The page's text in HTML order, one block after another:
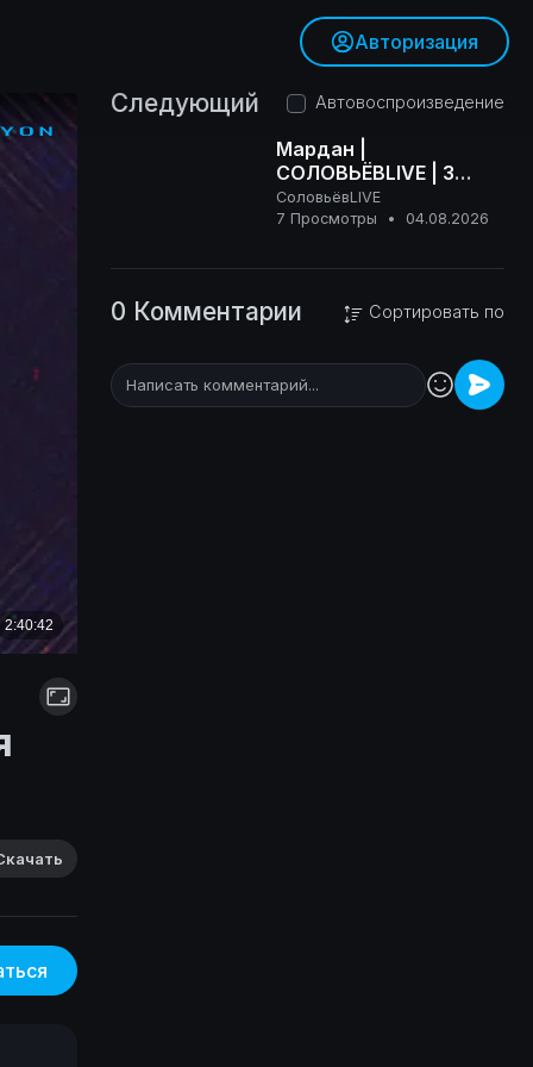
Авторизация
Следующий Автовоспроизведение
Мардан |
СОЛОВЬЁВLIVE | 3
августа 2026 года
СоловьёвLIVE
7 Просмотры
• 04.08.2026
0 Комментарии Сортировать по